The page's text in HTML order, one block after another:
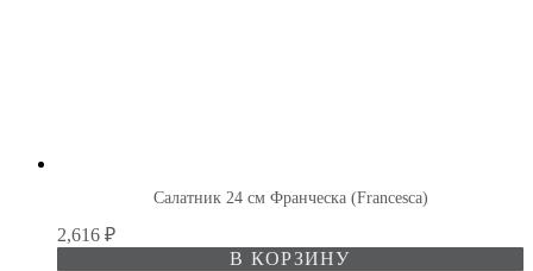
Салатник 24 см Франческа (Francesca)
2,616 ₽
В КОРЗИНУ